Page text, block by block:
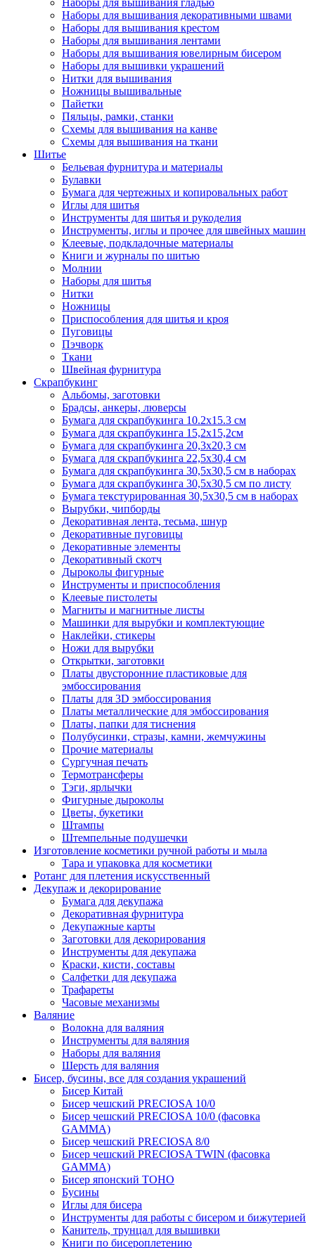
Наборы для вышивания гладью
Наборы для вышивания декоративными швами
Наборы для вышивания крестом
Наборы для вышивания лентами
Наборы для вышивания ювелирным бисером
Наборы для вышивки украшений
Нитки для вышивания
Ножницы вышивальные
Пайетки
Пяльцы, рамки, станки
Схемы для вышивания на канве
Схемы для вышивания на ткани
Шитье
Бельевая фурнитура и материалы
Булавки
Бумага для чертежных и копировальных работ
Иглы для шитья
Инструменты для шитья и рукоделия
Инструменты, иглы и прочее для швейных машин
Клеевые, подкладочные материалы
Книги и журналы по шитью
Молнии
Наборы для шитья
Нитки
Ножницы
Приспособления для шитья и кроя
Пуговицы
Пэчворк
Ткани
Швейная фурнитура
Скрапбукинг
Альбомы, заготовки
Брадсы, анкеры, люверсы
Бумага для скрапбукинга 10.2х15.3 см
Бумага для скрапбукинга 15,2х15,2см
Бумага для скрапбукинга 20,3х20,3 см
Бумага для скрапбукинга 22,5х30,4 см
Бумага для скрапбукинга 30,5х30,5 см в наборах
Бумага для скрапбукинга 30,5х30,5 см по листу
Бумага текстурированная 30,5х30,5 см в наборах
Вырубки, чипборды
Декоративная лента, тесьма, шнур
Декоративные пуговицы
Декоративные элементы
Декоративный скотч
Дыроколы фигурные
Инструменты и приспособления
Клеевые пистолеты
Магниты и магнитные листы
Машинки для вырубки и комплектующие
Наклейки, стикеры
Ножи для вырубки
Открытки, заготовки
Платы двусторонние пластиковые для
эмбоссирования
Платы для 3D эмбоссирования
Платы металлические для эмбоссирования
Платы, папки для тиснения
Полубусинки, стразы, камни, жемчужины
Прочие материалы
Сургучная печать
Термотрансферы
Тэги, ярлычки
Фигурные дыроколы
Цветы, букетики
Штампы
Штемпельные подушечки
Изготовление косметики ручной работы и мыла
Тара и упаковка для косметики
Ротанг для плетения искусственный
Декупаж и декорирование
Бумага для декупажа
Декоративная фурнитура
Декупажные карты
Заготовки для декорирования
Инструменты для декупажа
Краски, кисти, составы
Салфетки для декупажа
Трафареты
Часовые механизмы
Валяние
Волокна для валяния
Инструменты для валяния
Наборы для валяния
Шерсть для валяния
Бисер, бусины, все для создания украшений
Бисер Китай
Бисер чешский PRECIOSA 10/0
Бисер чешский PRECIOSA 10/0 (фасовка
GAMMA)
Бисер чешский PRECIOSA 8/0
Бисер чешский PRECIOSA TWIN (фасовка
GAMMA)
Бисер японский TOHO
Бусины
Иглы для бисера
Инструменты для работы с бисером и бижутерией
Канитель, трунцал для вышивки
Книги по бисероплетению